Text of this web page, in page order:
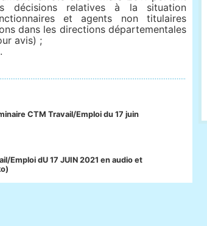
décisions relatives à la situation
et agents non titulaires
dans les directions départementales
avis) ;
CTM Travail/Emploi du 17 juin
Emploi dU 17 JUIN 2021 en audio et